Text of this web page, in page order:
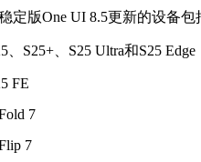
版One UI 8.5更新的设备包括
S25+、S25 Ultra和S25 Edge
FE
7
7